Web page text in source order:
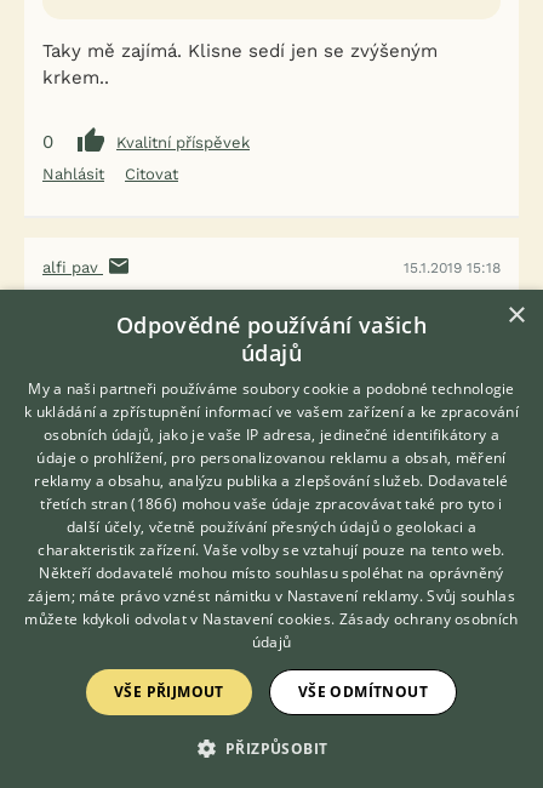
Taky mě zajímá. Klisne sedí jen se zvýšeným
krkem..
0
Kvalitní příspěvek
Nahlásit
Citovat
alfi pav 15.1.2019 15:18
manitschka napsal(a):
Nemyslela jsem polokrk, ale prostě střih jako
Bucas deky, na užší koně, s tím, že deka nemá
ten rantl přímo na kohoutku, ať už podložený či
nikoli, první obrázek. Protože pokud má střih
jako ta odpocka na té druhé fotce, je to pro nás
bohužel nepoužitelný. :-(
Oni to tam i píšou, cituji ze stránek Decathlonu:
"Prodloužená krční část zakrývá kohoutek a
chrání jej před odřením." Podle fotky to tak
docela i vypadá, jenže právě ne vždycky tyhle
popisy odpovídají skutečnosti, no...
Když to mém koni je a má to zapnuté aby mu to
sedělo, tak vypadá zabalený jako v té bucasce, ne
Hledáte zvířecího kamaráda?
Zdarma vám poradí
VETERINÁŘ ONLINE
KONZULTOVAT S
VETERINÁŘEM
×
Odpovědné používání vašich
údajů
My a naši partneři používáme soubory cookie a podobné technologie
k ukládání a zpřístupnění informací ve vašem zařízení a ke zpracování
osobních údajů, jako je vaše IP adresa, jedinečné identifikátory a
údaje o prohlížení, pro personalizovanou reklamu a obsah, měření
reklamy a obsahu, analýzu publika a zlepšování služeb. Dodavatelé
třetích stran (1866) mohou vaše údaje zpracovávat také pro tyto i
další účely, včetně používání přesných údajů o geolokaci a
charakteristik zařízení. Vaše volby se vztahují pouze na tento web.
Někteří dodavatelé mohou místo souhlasu spoléhat na oprávněný
zájem; máte právo vznést námitku v Nastavení reklamy. Svůj souhlas
můžete kdykoli odvolat v Nastavení cookies. Zásady ochrany osobních
údajů
VŠE PŘIJMOUT VŠE ODMÍTNOUT
PŘIZPŮSOBIT